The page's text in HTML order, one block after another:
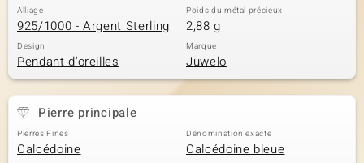
Alliage
925/1000 - Argent Sterling
Poids du métal précieux
2,88 g
Design
Pendant d'oreilles
Marque
Juwelo
Pierre principale
Pierres Fines
Calcédoine
Dénomination exacte
Calcédoine bleue